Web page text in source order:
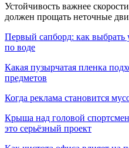
Устойчивость важнее
должен прощать неточные
Первый сапборд: как выбрать
по воде
Какая пузырчатая пленка
предметов
Когда реклама становится
Крыша над головой
это серьёзный проект